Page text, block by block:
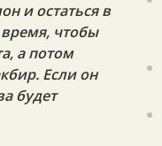
и остаться в
чтобы
а потом
Если он
будет